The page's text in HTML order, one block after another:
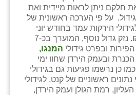
חלקם ניתן לראות מיידית ואת
על פי הערכה ראשונית של
הירקות עמד בחודש יוני
בלבד על כ-20 מיליון ₪. נזק גדול נוסף, המוערך בכ-7
הפירות ובפרט גידולי המנגו,
ובעמק הירדן שחוו ימי
כן נרשמו פגיעות גם בגידולי
ראשוניים של קנט, לגידולי
רמת הגולן ועמק הירדן,